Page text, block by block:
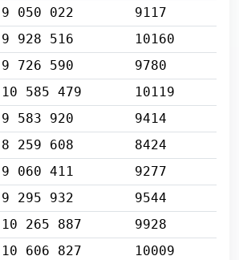
9 050 022
9117
9 928 516
10160
9 726 590
9780
10 585 479
10119
9 583 920
9414
8 259 608
8424
9 060 411
9277
9 295 932
9544
10 265 887
9928
10 606 827
10009